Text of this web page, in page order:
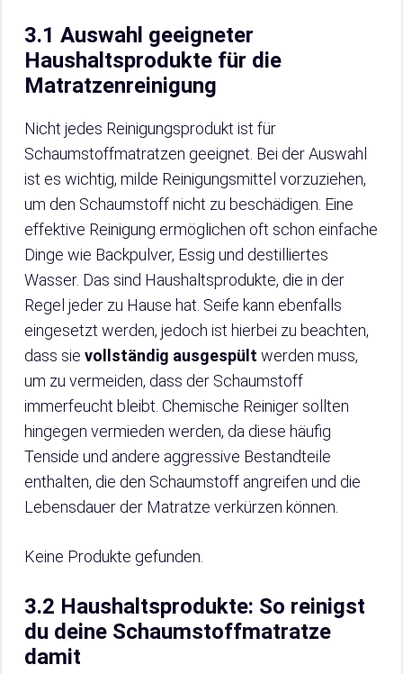
3.1 Auswahl geeigneter
Haushaltsprodukte für die
Matratzenreinigung
Nicht jedes Reinigungsprodukt ist für
Schaumstoffmatratzen geeignet. Bei der Auswahl
ist es wichtig, milde Reinigungsmittel vorzuziehen,
um den Schaumstoff nicht zu beschädigen. Eine
effektive Reinigung ermöglichen oft schon einfache
Dinge wie Backpulver, Essig und destilliertes
Wasser. Das sind Haushaltsprodukte, die in der
Regel jeder zu Hause hat. Seife kann ebenfalls
eingesetzt werden, jedoch ist hierbei zu beachten,
dass sie vollständig ausgespült werden muss,
um zu vermeiden, dass der Schaumstoff
immerfeucht bleibt. Chemische Reiniger sollten
hingegen vermieden werden, da diese häufig
Tenside und andere aggressive Bestandteile
enthalten, die den Schaumstoff angreifen und die
Lebensdauer der Matratze verkürzen können.
Keine Produkte gefunden.
3.2 Haushaltsprodukte: So reinigst
du deine Schaumstoffmatratze
damit